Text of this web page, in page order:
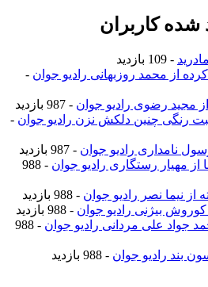
شده کاربران
- 109 بازدید
کرده از محمد روزبهانی رادیو جوان -
از مجید رضوی رادیو جوان - 987 بازدید
لبت رنگی چنین دلکش نزن رادیو جوان -
نامداری رادیو جوان - 987 بازدید
از مهیار رستگاری رادیو جوان
- 988
از نیما نصر رادیو جوان - 988 بازدید
کوروش بیژنی رادیو جوان - 988 بازدید
جواد علی مردانی رادیو جوان
- 988
بند رادیو جوان - 988 بازدید